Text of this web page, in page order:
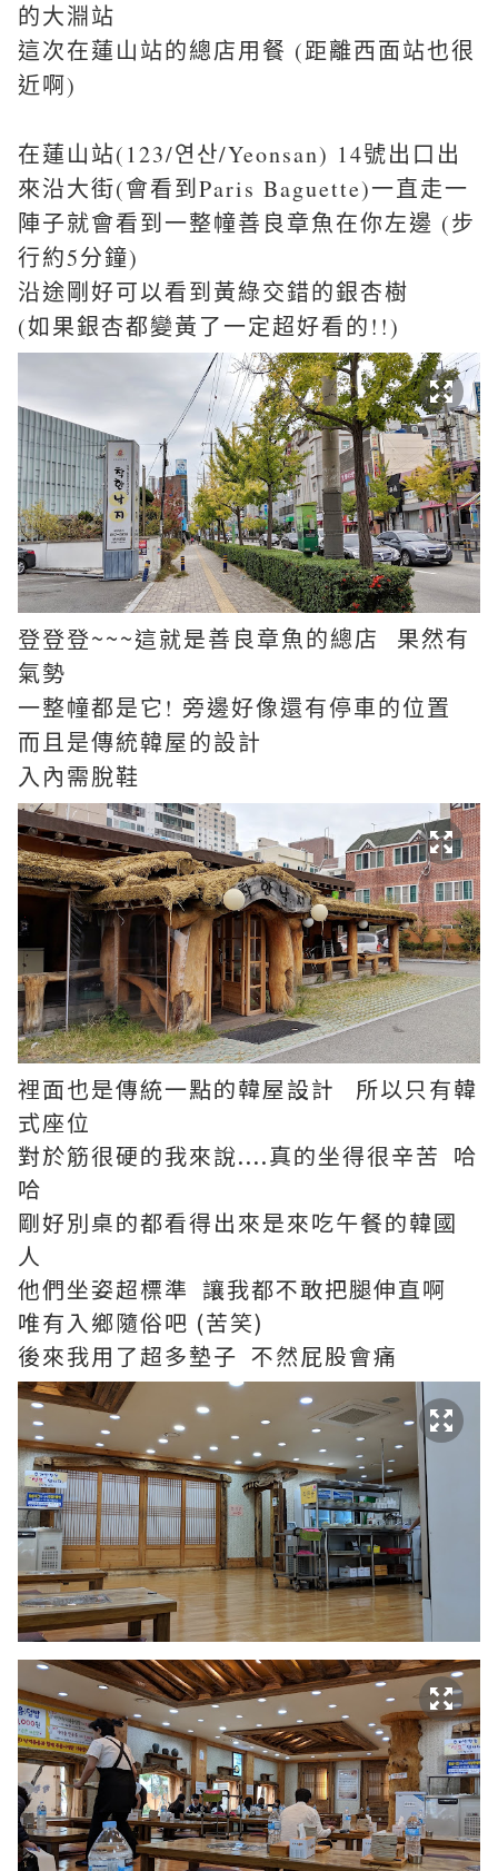
的大淵站
這次在蓮山站的總店用餐 (距離西面站也很
近啊)
在蓮山站(123/연산/Yeonsan) 14號出口出
來沿大街(會看到Paris Baguette)一直走一
陣子就會看到一整幢善良章魚在你左邊 (步
行約5分鐘)
沿途剛好可以看到黃綠交錯的銀杏樹
(如果銀杏都變黃了一定超好看的!!)
登登登~~~這就是善良章魚的總店 果然有
氣勢
一整幢都是它! 旁邊好像還有停車的位置
而且是傳統韓屋的設計
入內需脫鞋
裡面也是傳統一點的韓屋設計 所以只有韓
式座位
對於筋很硬的我來說....真的坐得很辛苦 哈
哈
剛好別桌的都看得出來是來吃午餐的韓國
人
他們坐姿超標準 讓我都不敢把腿伸直啊
唯有入鄉隨俗吧 (苦笑)
後來我用了超多墊子 不然屁股會痛